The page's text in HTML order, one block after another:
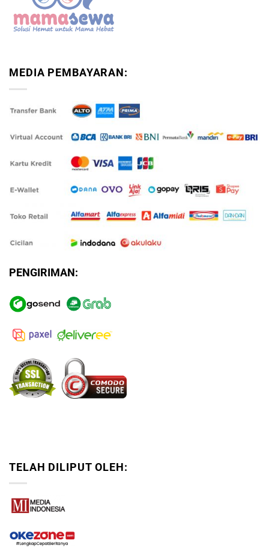
MEDIA PEMBAYARAN:
PENGIRIMAN:
TELAH DILIPUT OLEH: